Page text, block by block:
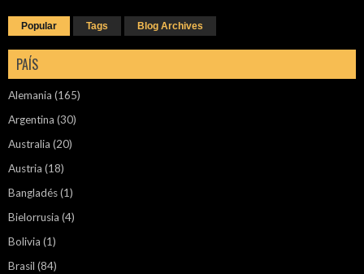
Popular Tags Blog Archives
PAÍS
Alemania (165)
Argentina (30)
Australia (20)
Austria (18)
Bangladés(1)
Bielorrusia (4)
Bolivia (1)
Brasil (84)